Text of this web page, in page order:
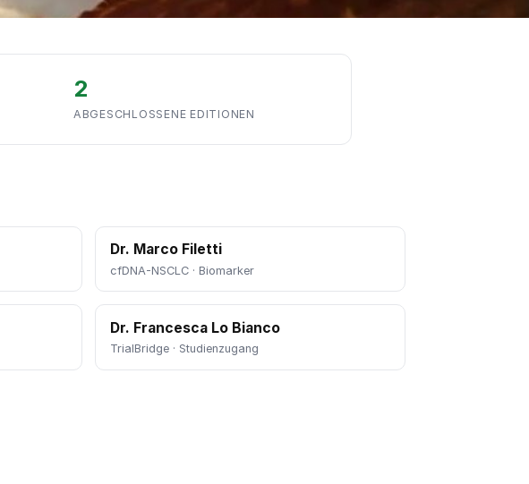
2
ABGESCHLOSSENE EDITIONEN
Dr. Marco Filetti
cfDNA-NSCLC · Biomarker
Dr. Francesca Lo Bianco
TrialBridge · Studienzugang